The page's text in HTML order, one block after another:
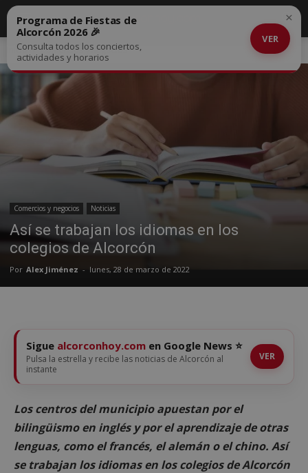
Inicio Comercios y negocios
Comercios y negocios Noticias
Así se trabajan los idiomas en los
colegios de Alcorcón
Por Alex Jiménez - lunes, 28 de marzo de 2022
Programa de Fiestas de
Alcorcón 2026 🎉
Consulta todos los conciertos,
actividades y horarios
VER
×
Sigue alcorconhoy.com en Google News ⭐
Pulsa la estrella y recibe las noticias de Alcorcón al
instante
VER
Los centros del municipio apuestan por el
bilingüismo en inglés y por el aprendizaje de otras
lenguas, como el francés, el alemán o el chino. Así
se trabajan los idiomas en los colegios de Alcorcón